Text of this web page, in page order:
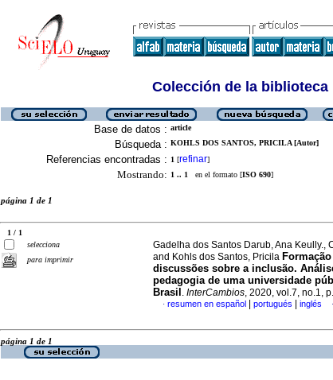
Colección de la biblioteca
Base de datos : article
Búsqueda : KOHLS DOS SANTOS, PRICILA [Autor]
Referencias encontradas : 1 [refinar]
Mostrando: 1 .. 1 en el formato [ISO 690]
página 1 de 1
1 / 1
selecciona
para imprimir
Gadelha dos Santos Darub, Ana Keully.,
and Kohls dos Santos, Pricila
discussões sobre a inclusão.
pedagogia de uma universidade
Brasil . InterCambios, 2020, vol.7, no.1,
· resumen en español portugués inglés ·
página 1 de 1